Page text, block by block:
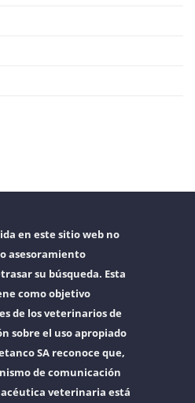
en este sitio web no
asesoramiento
su búsqueda. Esta
como objetivo
de los veterinarios de
sobre el uso apropiado
SA reconoce que,
de comunicación
veterinaria está